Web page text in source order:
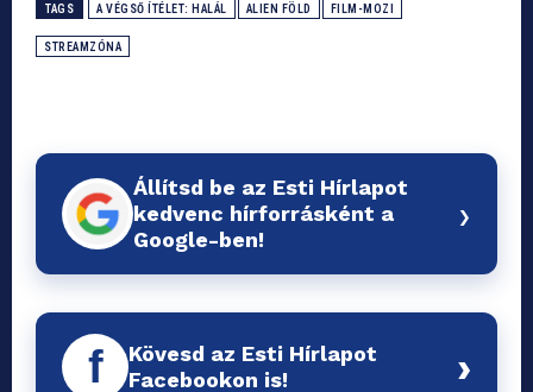
TAGS A VÉGSŐ ÍTÉLET: HALÁL ALIEN FÖLD FILM-MOZI
STREAMZÓNA
Állítsd be az Esti Hírlapot
kedvenc hírforrásként a
Google-ben!
›
f
Kövesd az Esti Hírlapot
Facebookon is!
›